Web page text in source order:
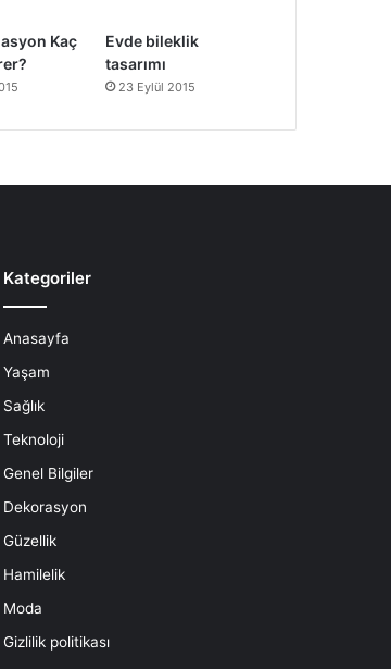
Kaç
Evde bileklik
tasarımı
23 Eylül 2015
Kategoriler
Anasayfa
Yaşam
Sağlık
Teknoloji
Genel Bilgiler
Dekorasyon
Güzellik
Hamilelik
Moda
Gizlilik politikası